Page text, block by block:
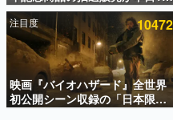
連載・特集一
殿堂入り記事
SNS拡散数が数千
ど。多くの人々に
事をまとめました。
時より開始。拡張パック「30th
CELEBRATION」のボックス
に、「プレミアムデッキセット
エーフィ・ブラッキー」
「FUTURISTIC BOX」の計3商
品
注目度 10472
映画『バイオハザード』全世界
初公開シーン収録の「日本限
定」予告映像が解禁。バイオの